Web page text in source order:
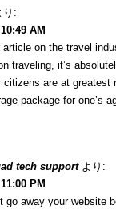
り:
AM
on the travel
traveling, it’s
citizens are at greatest
package for one’s
tech support より:
PM
go away your